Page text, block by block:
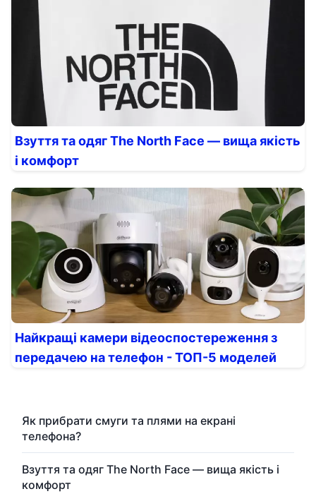
Взуття та одяг The North Face — вища якість
і комфорт
Найкращі камери відеоспостереження з
передачею на телефон - ТОП-5 моделей
Як прибрати смуги та плями на екрані
телефона?
Взуття та одяг The North Face — вища якість і
комфорт